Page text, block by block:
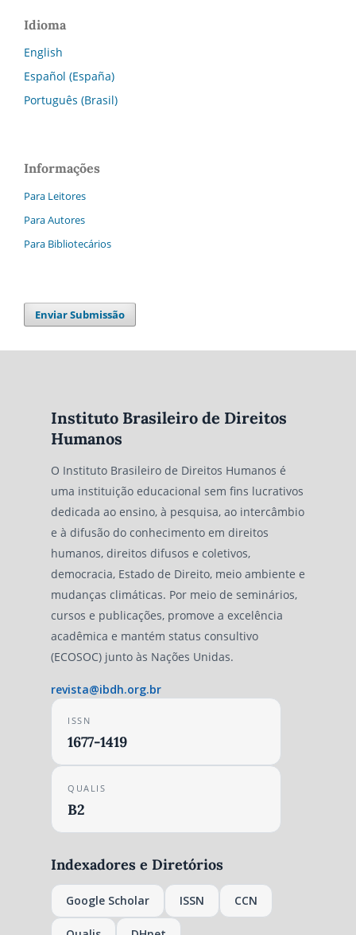
Idioma
English
Español (España)
Português (Brasil)
Informações
Para Leitores
Para Autores
Para Bibliotecários
Enviar Submissão
Instituto Brasileiro de Direitos
Humanos
O Instituto Brasileiro de Direitos Humanos é
uma instituição educacional sem fins lucrativos
dedicada ao ensino, à pesquisa, ao intercâmbio
e à difusão do conhecimento em direitos
humanos, direitos difusos e coletivos,
democracia, Estado de Direito, meio ambiente e
mudanças climáticas. Por meio de seminários,
cursos e publicações, promove a excelência
acadêmica e mantém status consultivo
(ECOSOC) junto às Nações Unidas.
revista@ibdh.org.br
ISSN
1677-1419
QUALIS
B2
Indexadores e Diretórios
Google Scholar ISSN CCN